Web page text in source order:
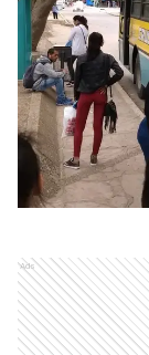
Ads